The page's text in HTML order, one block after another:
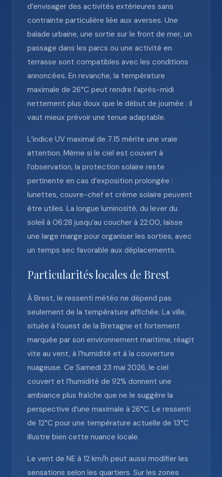
d’envisager des activités extérieures sans
contrainte particulière liée aux averses. Une
balade urbaine, une sortie sur le front de mer, un
passage dans les parcs ou une activité en
terrasse sont compatibles avec les conditions
annoncées. En revanche, la température
maximale de 26°C peut rendre l’après-midi
nettement plus doux que le début de journée : il
vaut mieux prévoir une tenue adaptable.
L’indice UV maximal de 7.15 mérite une vraie
attention. Même si le ciel est couvert à
l’observation, la protection solaire reste
pertinente en cas d’exposition prolongée :
lunettes, couvre-chef et crème solaire peuvent
être utiles. La longue luminosité, du lever du
soleil à 06:28 jusqu’au coucher à 22:00, laisse
une large marge pour organiser les sorties, avec
un temps sec favorable aux déplacements.
Particularités locales de Brest
À Brest, le ressenti météo ne dépend pas
seulement de la température affichée. La ville,
située à l’ouest de la Bretagne et fortement
marquée par son environnement maritime, réagit
vite au vent, à l’humidité et à la couverture
nuageuse. Ce Samedi 23 mai 2026, le ciel
couvert et l’humidité de 92% donnent une
ambiance plus fraîche que ne le suggère la
perspective d’une maximale à 26°C. Le ressenti
de 12°C pour une température actuelle de 13°C
illustre bien cette nuance locale.
Le vent de NE à 12 km/h peut aussi modifier les
sensations selon les quartiers. Sur les zones